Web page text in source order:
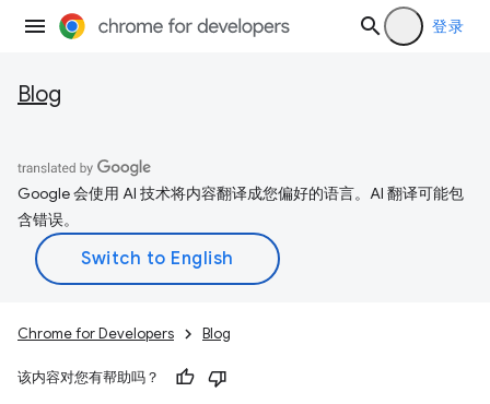
登录
Blog
Google 会使用 AI 技术将内容翻译成您偏好的语言。AI 翻译可能包
含错误。
Chrome for Developers Blog
该内容对您有帮助吗？